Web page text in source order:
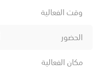
وقت الفعالية
الحضور
مكان الفعالية